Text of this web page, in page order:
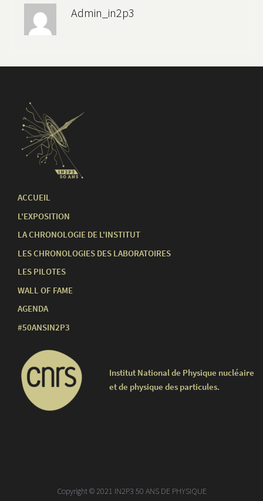
Admin_in2p3
ACCUEIL
L'EXPOSITION
LA CHRONOLOGIE DE L'INSTITUT
LES CHRONOLOGIES DES LABORATOIRES
LES PILOTES
WALL OF FAME
AGENDA
#50ANSIN2P3
Institut National de Physique nucléaire
et de physique des particules.
Copyright © 2021 IN2P3 50 ANS DE PHYSIQUE